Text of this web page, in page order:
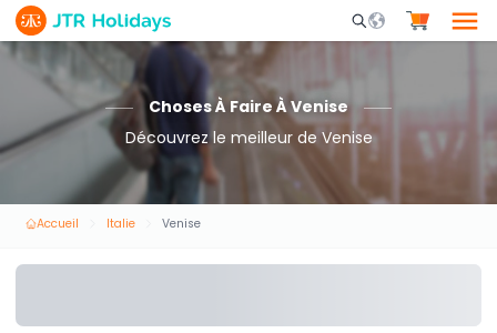
Mobile Search
Choses À Faire À Venise
Découvrez le meilleur de Venise
Accueil Italie Venise